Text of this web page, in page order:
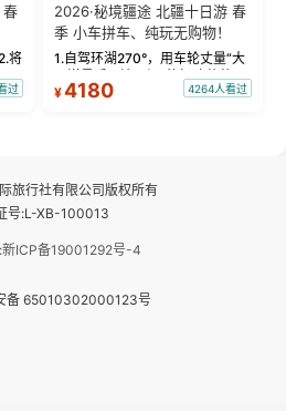
春
将
3.
4.
过
2026·秘境疆途 北疆十日游 春
季 小车拼车、纯玩无购物！
1.自驾环湖270°，用车轮丈量“大
西洋最后一滴眼泪”的极致蔚蓝，
让雪山、花海与深邃湖水在转弯
¥4180 4264人看过
旅行社有限公司版权所有
号:L-XB-100013
新ICP备19001292号-4
备 65010302000123号